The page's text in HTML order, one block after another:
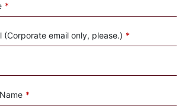
*
*
(Corporate email only, please.)
*